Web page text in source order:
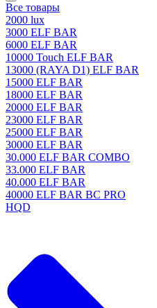
Все товары
2000 lux
3000 ELF BAR
6000 ELF BAR
10000 Touch ELF BAR
13000 (RAYA D1) ELF BAR
15000 ELF BAR
18000 ELF BAR
20000 ELF BAR
23000 ELF BAR
25000 ELF BAR
30000 ELF BAR
30.000 ELF BAR COMBO
33.000 ELF BAR
40.000 ELF BAR
40000 ELF BAR BC PRO
HQD